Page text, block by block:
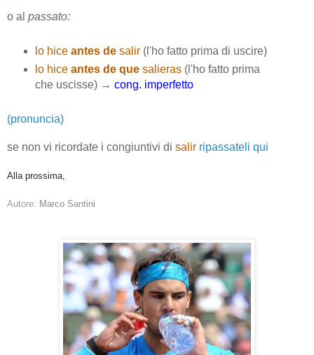
o al passato:
lo hiceantes desalir (l'ho fatto prima di uscire)
lo hice antes de quesalieras(l'ho fatto prima
che uscisse) → cong. imperfetto
(pronuncia)
se non vi ricordate i congiuntivi di salir ripassateli qui
Alla prossima,
Autore: Marco Santini